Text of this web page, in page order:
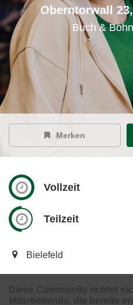
Oberntorwall
Buch &
Merken
Vollzeit
Teilzeit
Bielefeld
Diese Community richtet
Mitarbeitende, die bereits